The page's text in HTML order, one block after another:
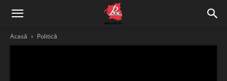
Acasă Politică